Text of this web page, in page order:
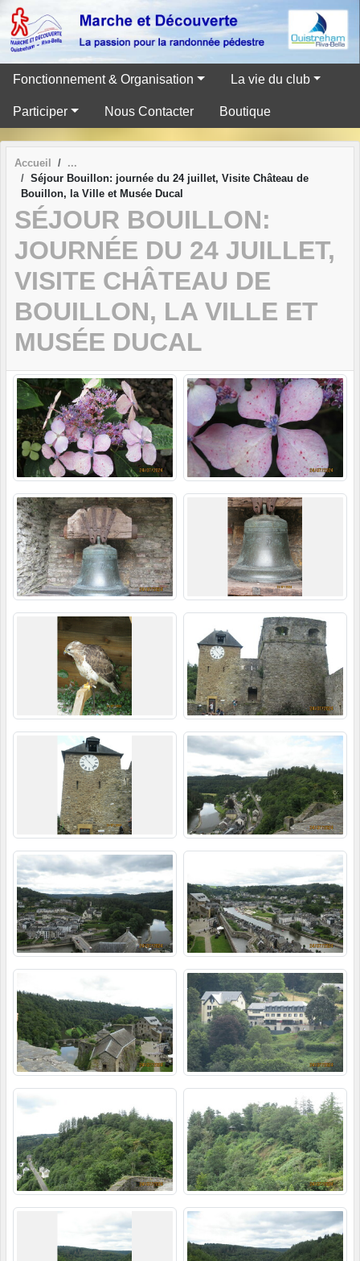
Fonctionnement & Organisation La vie du club
Participer Nous Contacter Boutique
Accueil
Séjour Bouillon: journée du 24 juillet, Visite Château de
Bouillon, la Ville et Musée Ducal
SÉJOUR BOUILLON:
JOURNÉE DU 24 JUILLET,
VISITE CHÂTEAU DE
BOUILLON, LA VILLE ET
MUSÉE DUCAL
Panneau de gestion des cookies